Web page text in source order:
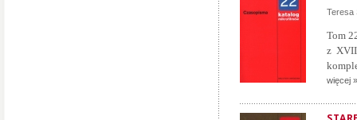
Teresa
Tom
z
więcej »